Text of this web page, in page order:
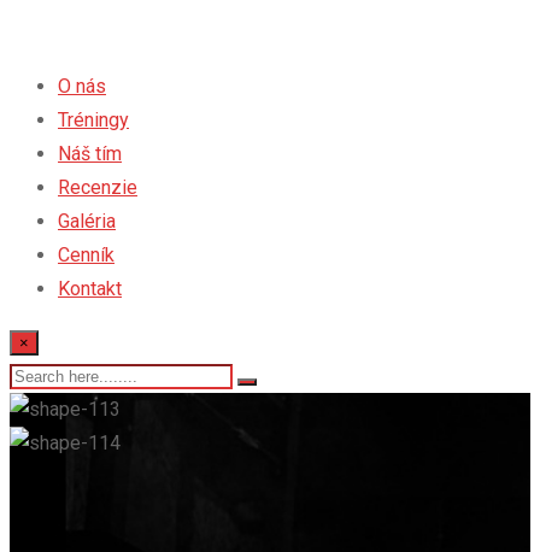
O nás
Tréningy
Náš tím
Recenzie
Galéria
Cenník
Kontakt
×